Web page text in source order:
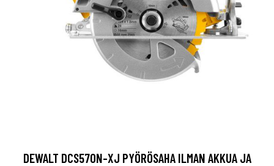
DEWALT DCS570N-XJ PYÖRÖSAHA ILMAN AKKUA JA